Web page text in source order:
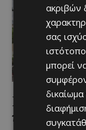
Ιστορίες
και τα
ακριβών
σας
μπορεί